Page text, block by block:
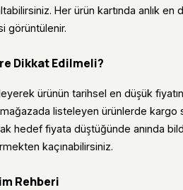
Her ürün kartında anlık en
görüntülenir.
Dikkat Edilmeli?
ürünün tarihsel en düşük
listeleyen ürünlerde kargo
hedef fiyata düştüğünde anında
kaçınabilirsiniz.
Rehberi